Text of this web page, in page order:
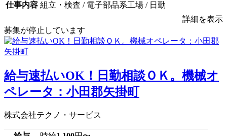
仕事内容 組立・検査 / 電子部品系工場 / 日勤
詳細を表示
募集が停止しています
給与速払いOK！日勤相談ＯＫ。機械オ
ペレータ：小田郡矢掛町
株式会社テクノ・サービス